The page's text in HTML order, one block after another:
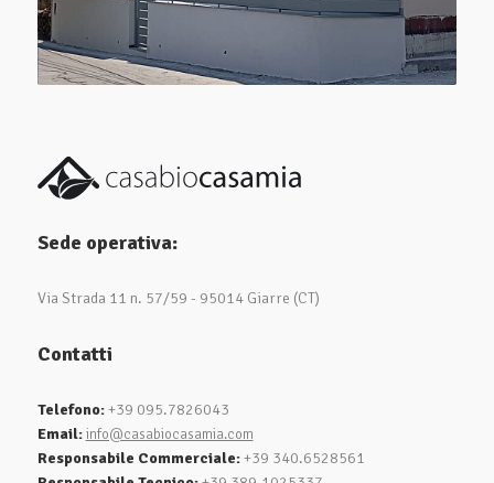
Sede operativa:
Via Strada 11 n. 57/59 - 95014 Giarre (CT)
Contatti
Telefono:+39 095.7826043
Email: info@casabiocasamia.com
Responsabile Commerciale:+39 340.6528561